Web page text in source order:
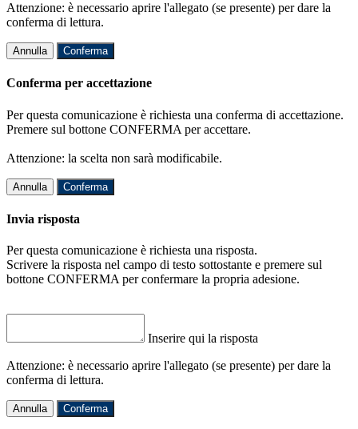
Attenzione: è necessario aprire l'allegato (se presente) per dare la
conferma di lettura.
Annulla Conferma
Conferma per accettazione
Per questa comunicazione è richiesta una conferma di accettazione.
Premere sul bottone CONFERMA per accettare.
Attenzione: la scelta non sarà modificabile.
Annulla Conferma
Invia risposta
Per questa comunicazione è richiesta una risposta.
Scrivere la risposta nel campo di testo sottostante e premere sul
bottone CONFERMA per confermare la propria adesione.
Inserire qui la risposta
Attenzione: è necessario aprire l'allegato (se presente) per dare la
conferma di lettura.
Annulla Conferma